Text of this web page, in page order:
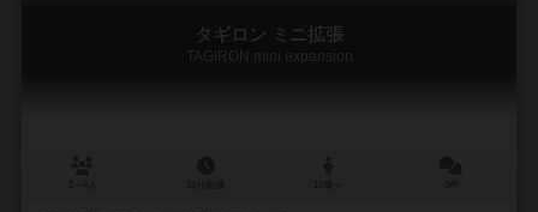
タギロン ミニ拡張
TAGIRON mini expansion